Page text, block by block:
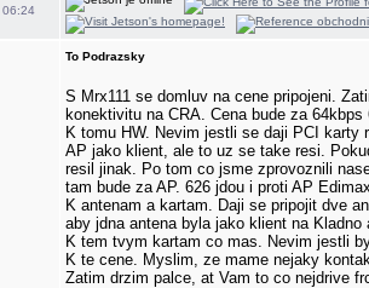
06:24
To Podrazsky
S Mrx111 se domluv na cene pripojeni.
konektivitu na CRA. Cena bude za
K tomu HW. Nevim jestli se daji PCI karty
AP jako klient, ale to uz se take resi.
resil jinak. Po tom co jsme zprovoznili
tam bude za AP. 626 jdou i proti AP
K antenam a kartam. Daji se pripojit dve
aby jdna antena byla jako klient na
K tem tvym kartam co mas. Nevim jestli
K te cene. Myslim, ze mame nejaky
Zatim drzim palce, at Vam to co nejdrive